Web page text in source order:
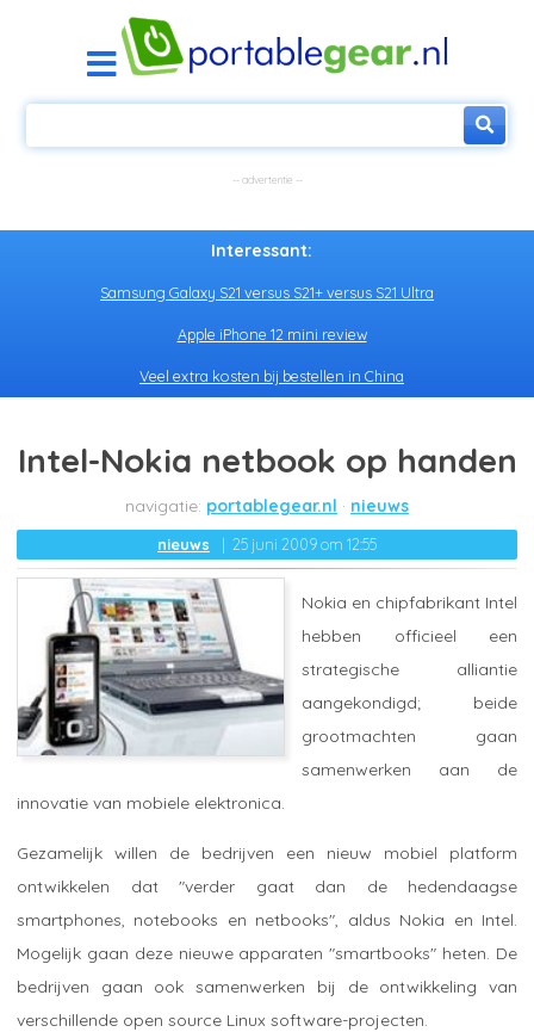
Interessant:
Samsung Galaxy S21 versus S21+ versus S21 Ultra
Apple iPhone 12 mini review
Veel extra kosten bij bestellen in China
Intel-Nokia netbook op handen
portablegear.nl nieuws
nieuws 25 juni 2009 om 12:55
Nokia en chipfabrikant Intel
hebben officieel een
strategische alliantie
aangekondigd; beide
grootmachten gaan
samenwerken aan de
innovatie van mobiele elektronica.
Gezamelijk willen de bedrijven een nieuw mobiel platform
ontwikkelen dat "verder gaat dan de hedendaagse
smartphones, notebooks en netbooks", aldus Nokia en Intel.
Mogelijk gaan deze nieuwe apparaten "smartbooks" heten. De
bedrijven gaan ook samenwerken bij de ontwikkeling van
verschillende open source Linux software-projecten.